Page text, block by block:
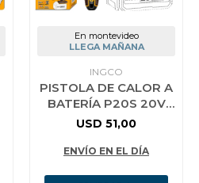
En montevideo
LLEGA MAÑANA
INGCO
PISTOLA DE CALOR A
BATERÍA P20S 20V
CON ACCESORIOS
INGCO HGLI2006
USD 51,00
ENVÍO EN EL DÍA